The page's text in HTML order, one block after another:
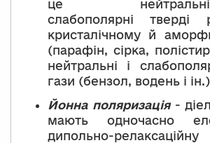
це
слабополярні тверді
кристалічному й
(парафін, сірка,
нейтральні і
гази (бензол, водень і
Йонна поляризація-
мають одночасно
дипольно-релаксаційну